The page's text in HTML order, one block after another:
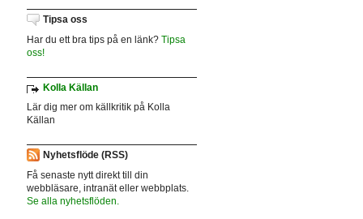
Tipsa oss
Har du ett bra tips på en länk? Tipsa
oss!
Kolla Källan
Lär dig mer om källkritik på Kolla
Källan
Nyhetsflöde (RSS)
Få senaste nytt direkt till din
webbläsare, intranät eller webbplats.
Se alla nyhetsflöden.